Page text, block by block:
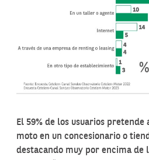
El 59% de los usuarios
moto en un concesionario o
destacando muy por encima de